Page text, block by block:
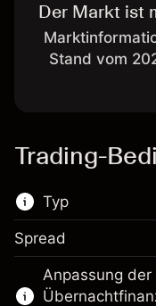
Der Markt ist
Stand vom
Trading-
Typ
Dieser
Trading zur
Spread
Anpassung der